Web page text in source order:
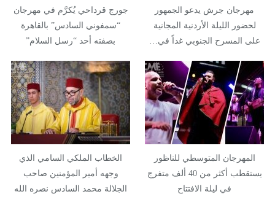
مهرجان جرش يدعو الجمهور
لحضور الليلة الأردنية المجانية
على المسرح الجنوبي غداً في…
جورج قرداحي يُكرَّم في مهرجان
“سمفوني السادس” بالقاهرة
بصفته أحد “رسل السلام”
المهرجان المتوسطي للناظور
يستقطب أكثر من 40 ألف متفرج
في ليلة الافتتاح
الخطاب الملكي السامي الذي
وجهه أمير المؤمنين صاحب
الجلالة محمد السادس نصره الله